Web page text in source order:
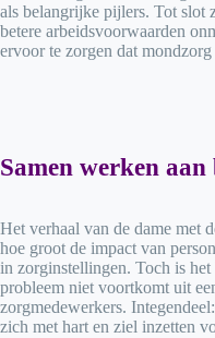
als belangrijke pijlers. Tot slot
betere arbeidsvoorwaarden
ervoor te zorgen dat
Samen werken
Het verhaal van de dame met
hoe groot de impact van
in zorginstellingen. Toch is
probleem niet voortkomt uit
zorgmedewerkers.
zich met hart en ziel inzetten